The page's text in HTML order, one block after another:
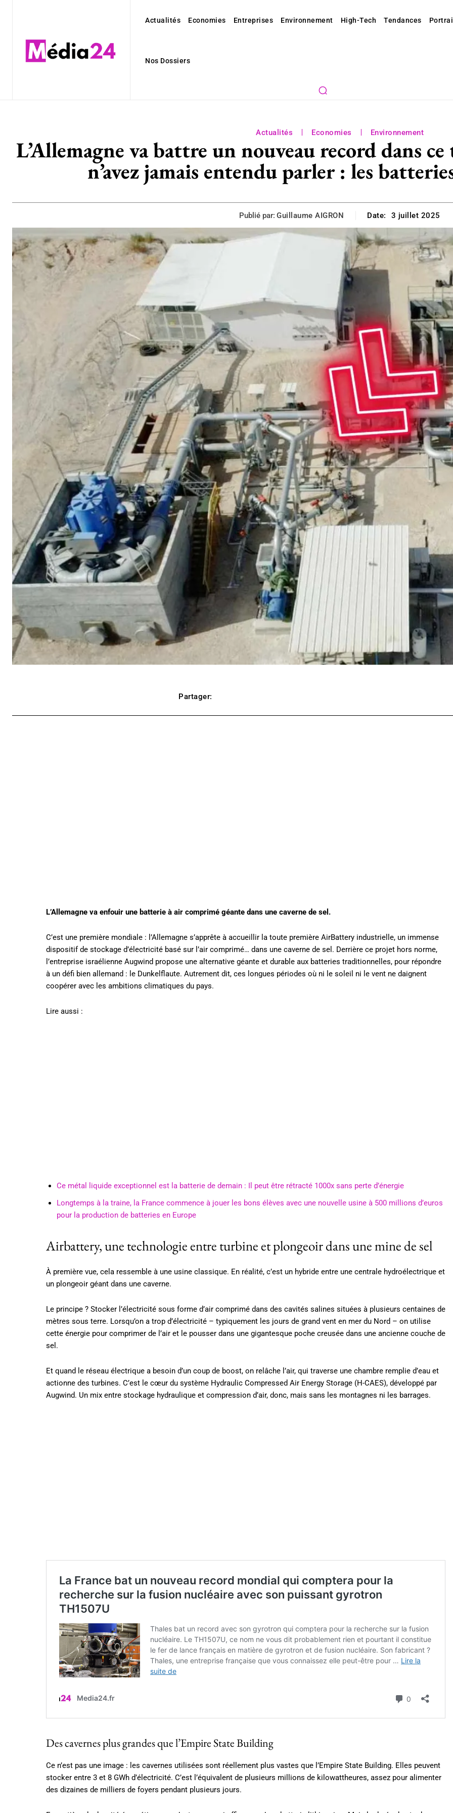
Actualités Economies Entreprises Environnement High-Tech Tendances
Nos Dossiers
Actualités Economies Environnement
L’Allemagne va battre un nouveau record dans
n’avez jamais entendu parler : les
Publié par: Guillaume AIGRON Date: 3 juillet 2025
Partager:
L’Allemagne va enfouir une batterie à air comprimé géante dans une caverne de sel.
C’est une première mondiale : l’Allemagne s’apprête à accueillir la toute première AirBattery industrielle, un immense
dispositif de stockage d’électricité basé sur l’air comprimé… dans une caverne de sel. Derrière ce projet hors norme,
l’entreprise israélienne Augwind propose une alternative géante et durable aux batteries traditionnelles, pour répondre
à un défi bien allemand : le Dunkelflaute. Autrement dit, ces longues périodes où ni le soleil ni le vent ne daignent
coopérer avec les ambitions climatiques du pays.
Lire aussi :
Ce métal liquide exceptionnel est la batterie de demain : Il peut être rétracté 1000x sans perte d’énergie
Longtemps à la traine, la France commence à jouer les bons élèves avec une nouvelle usine à 500 millions d’euros
pour la production de batteries en Europe
Airbattery, une technologie entre turbine et plongeoir dans une mine de sel
À première vue, cela ressemble à une usine classique. En réalité, c’est un hybride entre une centrale hydroélectrique et
un plongeoir géant dans une caverne.
Le principe ? Stocker l’électricité sous forme d’air comprimé dans des cavités salines situées à plusieurs centaines de
mètres sous terre. Lorsqu’on a trop d’électricité – typiquement les jours de grand vent en mer du Nord – on utilise
cette énergie pour comprimer de l’air et le pousser dans une gigantesque poche creusée dans une ancienne couche de
sel.
Et quand le réseau électrique a besoin d’un coup de boost, on relâche l’air, qui traverse une chambre remplie d’eau et
actionne des turbines. C’est le cœur du système Hydraulic Compressed Air Energy Storage (H-CAES), développé par
Augwind. Un mix entre stockage hydraulique et compression d’air, donc, mais sans les montagnes ni les barrages.
Des cavernes plus grandes que l’Empire State Building
Ce n’est pas une image : les cavernes utilisées sont réellement plus vastes que l’Empire State Building. Elles peuvent
stocker entre 3 et 8 GWh d’électricité. C’est l’équivalent de plusieurs millions de kilowattheures, assez pour alimenter
des dizaines de milliers de foyers pendant plusieurs jours.